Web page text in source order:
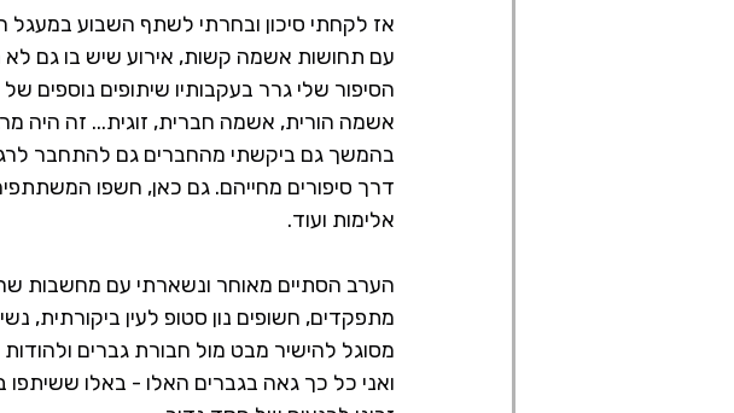
אז לקחתי סיכון ובחרתי לשתף השבוע במעגל
עם תחושות אשמה קשות, אירוע שיש בו גם לא
הסיפור שלי גרר בעקבותיו שיתופים
אשמה הורית, אשמה חברית, זוגית... זה היה
בהמשך גם ביקשתי מהחברים גם להתחבר
דרך סיפורים מחייהם. גם כאן, חשפו
אלימות ועוד.
הערב הסתיים מאוחר ונשארתי עם מחשבות
מתפקדים, חשופים נון סטופ לעין ביקורתית,
מסוגל להישיר מבט מול חבורת גברים
ואני כל כך גאה בגברים האלו - באלו